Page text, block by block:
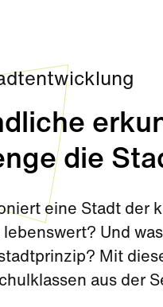
die
eine Stadt der
lebenswert? Und
Mit
aus der